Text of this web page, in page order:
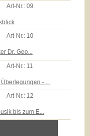
Art-Nr.:09
Art-Nr.: 10
Dr. Geo...
Art-Nr.: 11
- ...
Art-Nr.: 12
bis zum E...